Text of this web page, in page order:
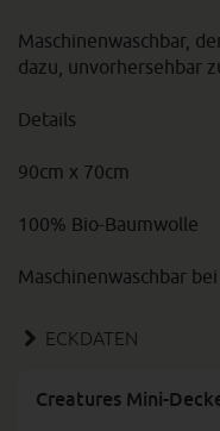
Maschinenwaschbar,
dazu, unvorhersehbar
Details
90cm x 70cm
100% Bio-Baumwolle
Maschinenwaschbar bei
ECKDATEN
Creatures Mini-